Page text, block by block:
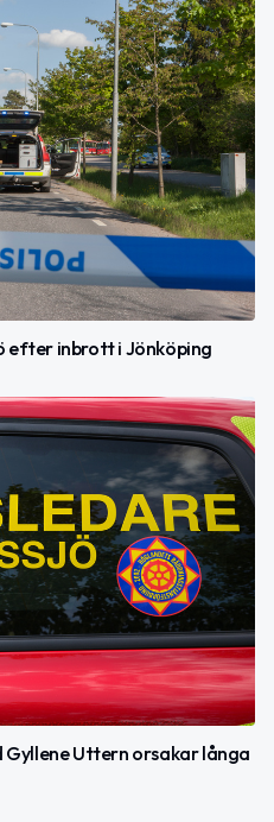
efter inbrott i Jönköping
Gyllene Uttern orsakar långa